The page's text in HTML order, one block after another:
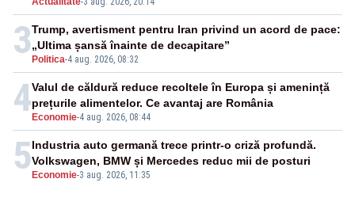
3 Politica-4 aug. 2026, 08:32
Trump, avertisment pentru Iran privind un acord de pace:
„Ultima șansă înainte de decapitare”
4 Economie-4 aug. 2026, 08:44
Valul de căldură reduce recoltele în Europa și amenință
prețurile alimentelor. Ce avantaj are România
5 Economie-3 aug. 2026, 11:35
Industria auto germană trece printr-o criză profundă.
Volkswagen, BMW și Mercedes reduc mii de posturi